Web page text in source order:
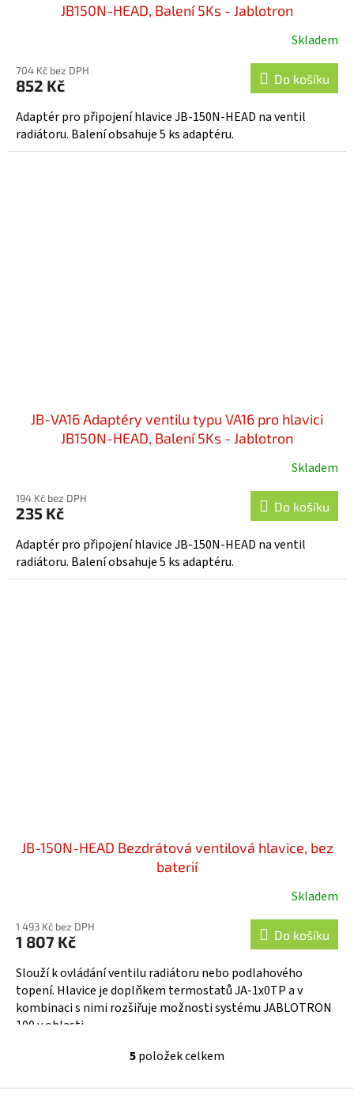
JB150N-HEAD, Balení 5Ks - Jablotron
Skladem
704 Kč bez DPH
852 Kč Do košíku
Adaptér pro připojení hlavice JB-150N-HEAD na ventil
radiátoru. Balení obsahuje 5 ks adaptéru.
JB-VA16 Adaptéry ventilu typu VA16 pro hlavici
JB150N-HEAD, Balení 5Ks - Jablotron
Skladem
194 Kč bez DPH
235 Kč Do košíku
Adaptér pro připojení hlavice JB-150N-HEAD na ventil
radiátoru. Balení obsahuje 5 ks adaptéru.
JB-150N-HEAD Bezdrátová ventilová hlavice, bez
baterií
Skladem
1 493 Kč bez DPH
1 807 Kč Do košíku
Slouží k ovládání ventilu radiátoru nebo podlahového
topení. Hlavice je doplňkem termostatů JA-1x0TP a v
kombinaci s nimi rozšiřuje možnosti systému JABLOTRON
100 v oblasti...
O
l
5položek celkem